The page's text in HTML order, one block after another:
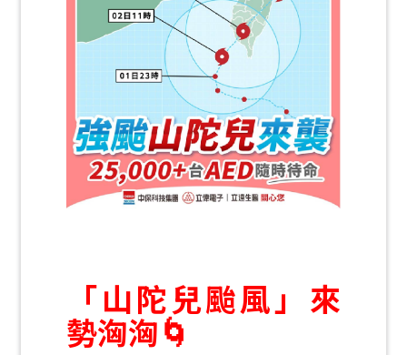
「山陀兒颱風」來
勢洶洶🌀